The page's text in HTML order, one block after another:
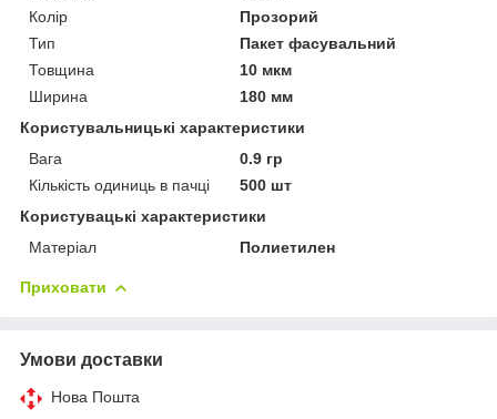
Колір
Прозорий
Тип
Пакет фасувальний
Товщина
10 мкм
Ширина
180 мм
Користувальницькі характеристики
Вага
0.9 гр
Кількість одиниць в пачці
500 шт
Користувацькi характеристики
Матеріал
Полиетилен
Приховати
Умови доставки
Нова Пошта